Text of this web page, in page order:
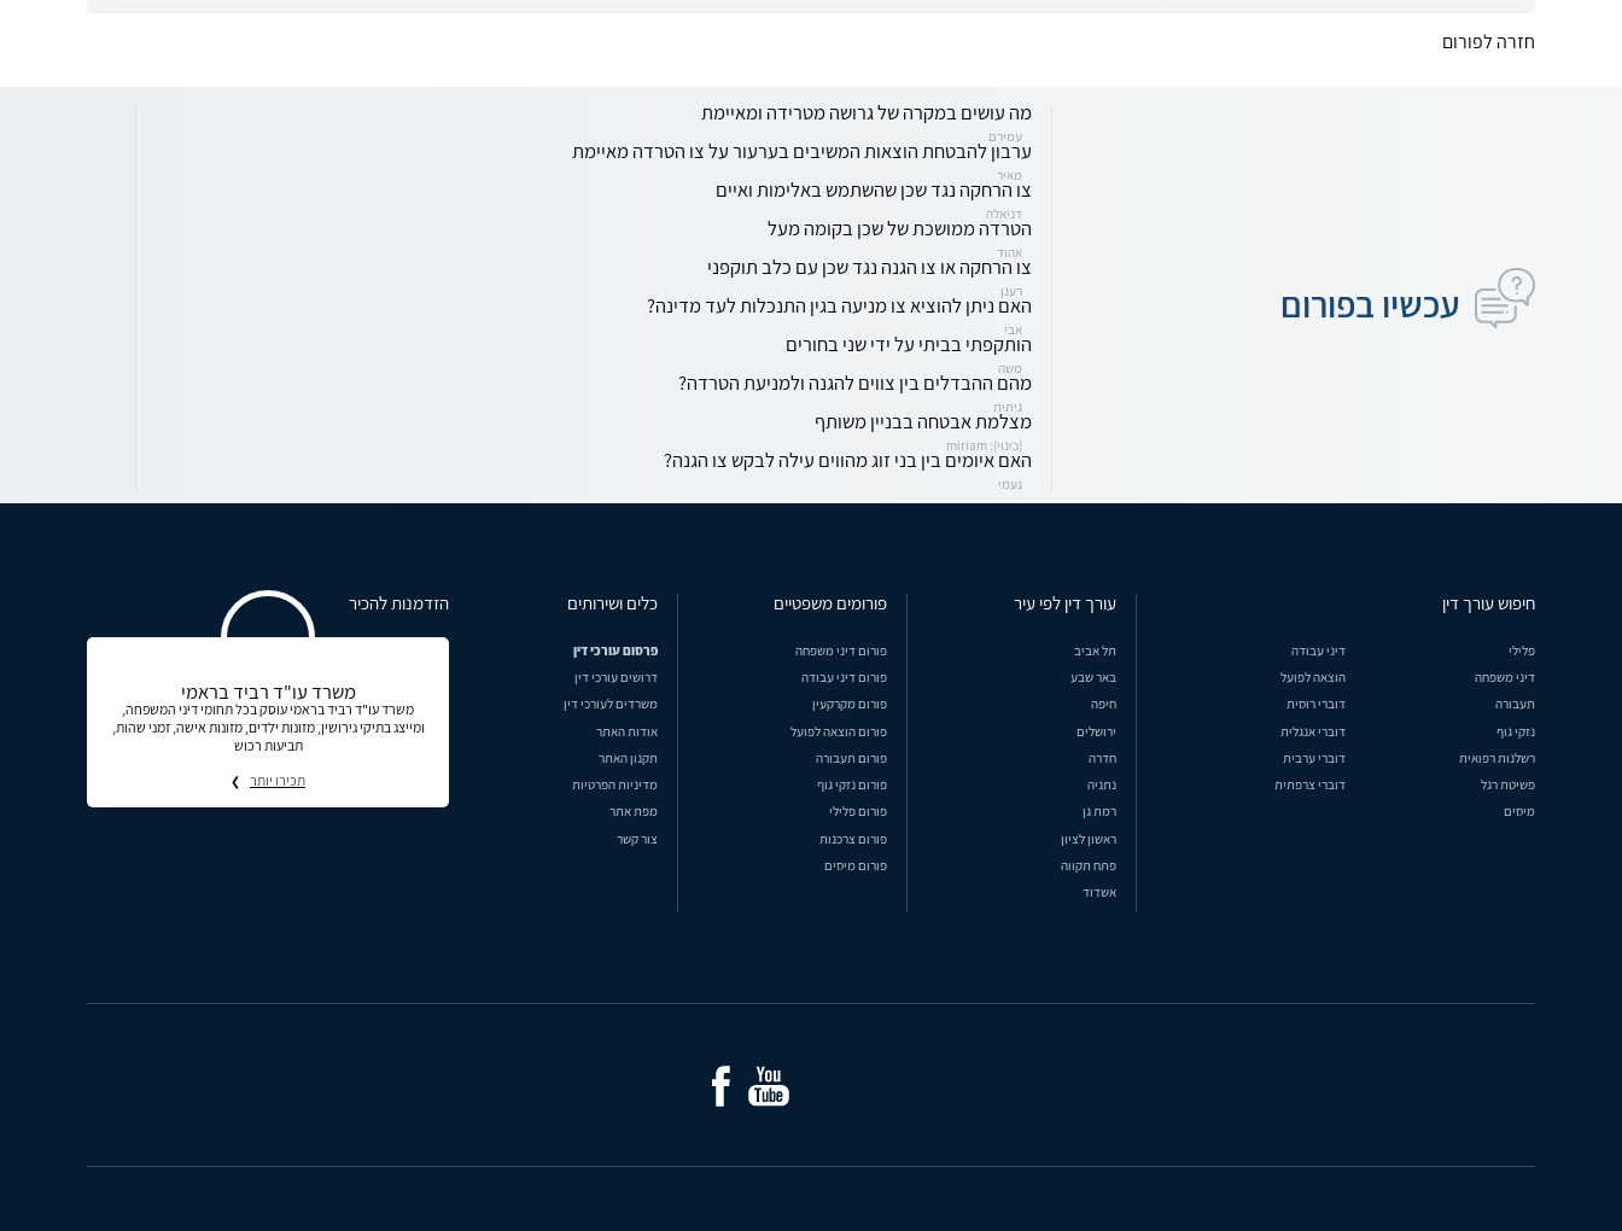
חזרה לפורום
עכשיו בפורום
מה עושים במקרה של גרושה מטרידה ומאיימת
עמירם
ערבון להבטחת הוצאות המשיבים בערעור על צו הטרדה מאיימת
מאיר
צו הרחקה נגד שכן שהשתמש באלימות ואיים
דניאלה
הטרדה ממושכת של שכן בקומה מעל
אהוד
צו הרחקה או צו הגנה נגד שכן עם כלב תוקפני
רענן
האם ניתן להוציא צו מניעה בגין התנכלות לעד מדינה?
אבי
הותקפתי בביתי על ידי שני בחורים
משה
מהם ההבדלים בין צווים להגנה ולמניעת הטרדה?
גיתית
מצלמת אבטחה בבניין משותף
(כינוי): miriam
האם איומים בין בני זוג מהווים עילה לבקש צו הגנה?
נעמי
חיפוש עורך דין
פלילי
דיני עבודה
דיני משפחה
הוצאה לפועל
תעבורה
דוברי רוסית
נזקי גוף
דוברי אנגלית
רשלנות רפואית
דוברי ערבית
פשיטת רגל
דוברי צרפתית
מיסים
עורך דין לפי עיר
תל אביב
באר שבע
חיפה
ירושלים
חדרה
נתניה
רמת גן
ראשון לציון
פתח תקווה
אשדוד
פורומים משפטיים
פורום דיני משפחה
פורום דיני עבודה
פורום מקרקעין
פורום הוצאה לפועל
פורום תעבורה
פורום נזקי גוף
פורום פלילי
פורום צרכנות
פורום מיסים
כלים ושירותים
פרסום עורכי דין
דרושים עורכי דין
משרדים לעורכי דין
אודות האתר
תקנון האתר
מדיניות הפרטיות
מפת אתר
צור קשר
הזדמנות להכיר
משרד עו"ד רביד בראמי
משרד עו"ד רביד בראמי עוסק בכל תחומי דיני המשפחה,
ומייצג בתיקי גירושין, מזונות ילדים, מזונות אישה, זמני שהות,
תביעות רכוש
תכירו יותר